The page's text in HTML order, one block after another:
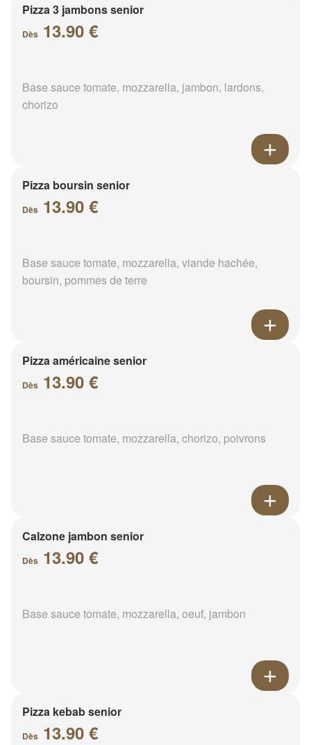
Pizza 3 jambons senior
Dès 13.90 €
Base sauce tomate, mozzarella, jambon, lardons,
chorizo
Pizza boursin senior
Dès 13.90 €
Base sauce tomate, mozzarella, viande hachée,
boursin, pommes de terre
Pizza américaine senior
Dès 13.90 €
Base sauce tomate, mozzarella, chorizo, poivrons
Calzone jambon senior
Dès 13.90 €
Base sauce tomate, mozzarella, oeuf, jambon
Pizza kebab senior
Dès 13.90 €